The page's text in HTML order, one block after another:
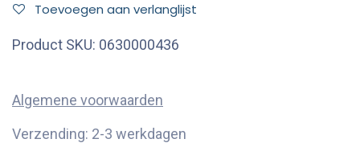
Toevoegen aan verlanglijst
Product SKU: 0630000436
Algemene voorwaarden
Verzending: 2-3 werkdagen